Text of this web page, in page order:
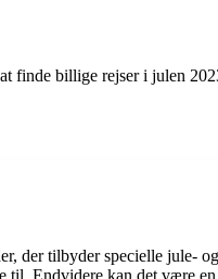
finde billige rejser i julen
der tilbyder specielle jule-
Endvidere kan det være